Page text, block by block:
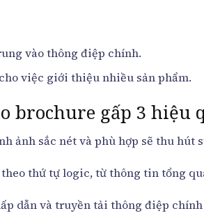
vào thông điệp chính.
việc giới thiệu nhiều sản phẩm.
brochure gấp 3 hiệu
ảnh sắc nét và phù hợp sẽ thu hút
thứ tự logic, từ thông tin tổng
dẫn và truyền tải thông điệp